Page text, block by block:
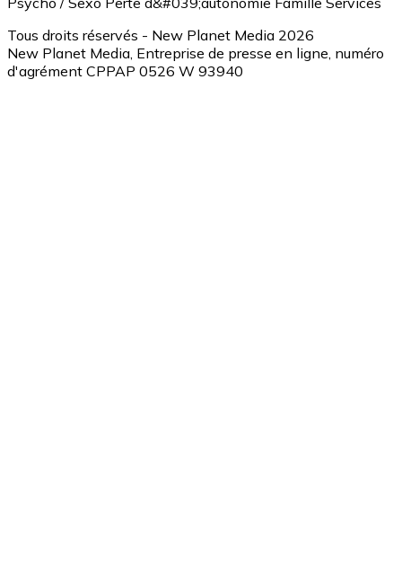
Tous droits réservés - New Planet Media 2026
New Planet Media, Entreprise de presse en ligne, numéro
d'agrément CPPAP 0526 W 93940